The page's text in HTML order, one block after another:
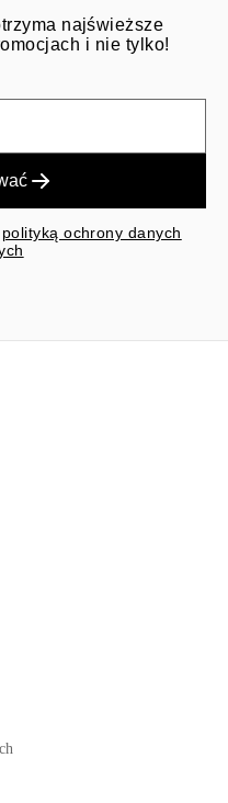
najświeższe
i nie tylko!
polityką ochrony danych